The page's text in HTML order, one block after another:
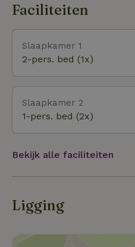
en heide. Rondom zijn
Elspeet. Als u op zoek
hier aan het juiste adres.
herten en ander wild
tegen. De mooiste plek op
Faciliteiten
Slaapkamer 1
2-pers. bed (1x)
Slaapkamer 2
1-pers. bed (2x)
Bekijk alle faciliteiten
Ligging